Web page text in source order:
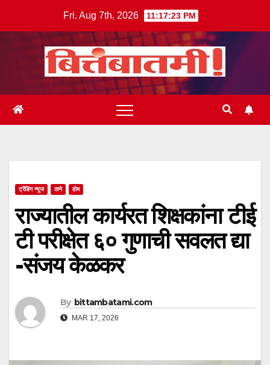
Fri. Aug 7th, 2026 11:17:23 PM
ट्रेंडिंग न्यूज ठाणे होम
राज्यातील कार्यरत शिक्षकांना टीई
टी परीक्षेत ६० गुणाची सवलत द्या
-संजय केळकर
By bittambatami.com
MAR 17, 2026